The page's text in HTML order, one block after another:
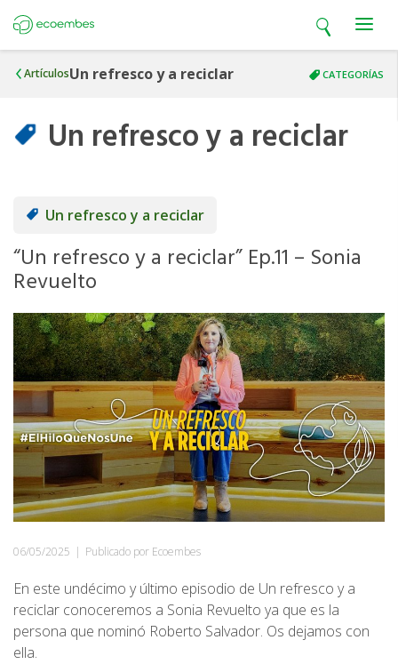
Open search
Open
ArtículosUn refresco y a reciclar CATEGORÍAS
Un refresco y a reciclar
Un refresco y a reciclar
“Un refresco y a reciclar” Ep.11 – Sonia
Revuelto
06/05/2025 | Publicado por Ecoembes
En este undécimo y último episodio de Un refresco y a
reciclar conoceremos a Sonia Revuelto ya que es la
persona que nominó Roberto Salvador. Os dejamos con
ella.